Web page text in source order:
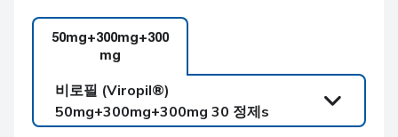
50mg+300mg+300
mg
비로필 (Viropil®)
50mg+300mg+300mg 30 정제s